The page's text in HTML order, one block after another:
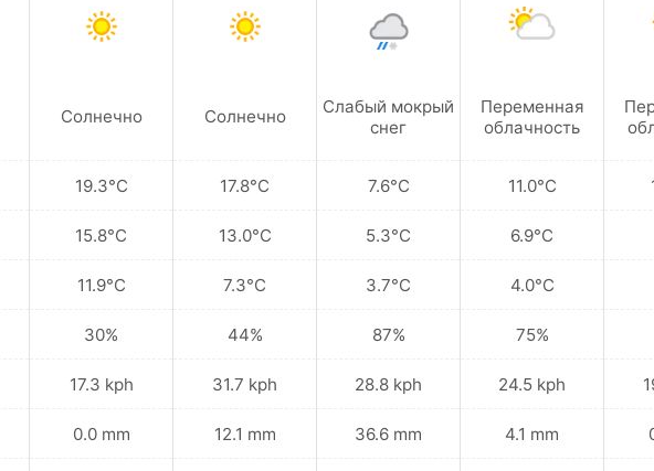
Солнечно
19.3°C
15.8°C
11.9°C
30%
17.3 kph
0.0 mm
Солнечно
17.8°C
13.0°C
7.3°C
44%
31.7 kph
12.1 mm
Слабый мокрый
снег
7.6°C
5.3°C
3.7°C
87%
28.8 kph
36.6 mm
Переменная
облачность
11.0°C
6.9°C
4.0°C
75%
24.5 kph
4.1 mm